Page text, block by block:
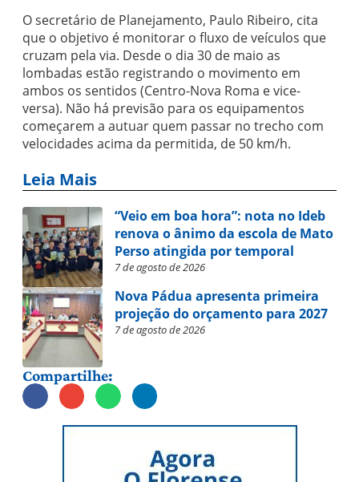
O secretário de Planejamento, Paulo Ribeiro, cita
que o objetivo é monitorar o fluxo de veículos que
cruzam pela via. Desde o dia 30 de maio as
lombadas estão registrando o movimento em
ambos os sentidos (Centro-Nova Roma e vice-
versa). Não há previsão para os equipamentos
começarem a autuar quem passar no trecho com
velocidades acima da permitida, de 50 km/h.
Leia Mais
“Veio em boa hora”: nota no Ideb
renova o ânimo da escola de Mato
Perso atingida por temporal
7 de agosto de 2026
Nova Pádua apresenta primeira
projeção do orçamento para 2027
7 de agosto de 2026
Compartilhe: